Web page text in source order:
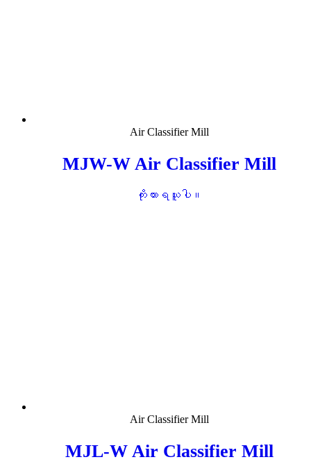
Air Classifier Mill
MJW-W Air Classifier Mill
ကိုးကားရယူပါ။
Air Classifier Mill
MJL-W Air Classifier Mill